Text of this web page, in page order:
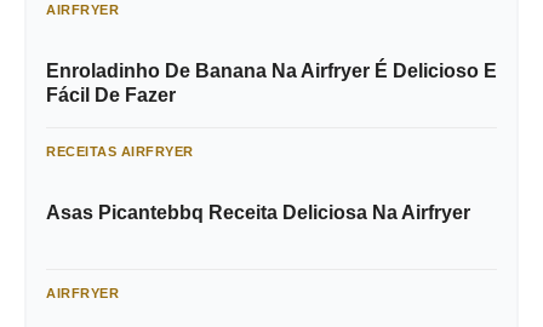
AIRFRYER
Enroladinho De Banana Na Airfryer É Delicioso E
Fácil De Fazer
RECEITAS AIRFRYER
Asas Picantebbq Receita Deliciosa Na Airfryer
AIRFRYER